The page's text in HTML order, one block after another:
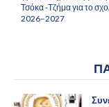
Τσόκα -Τζήμα για το
2026–2027